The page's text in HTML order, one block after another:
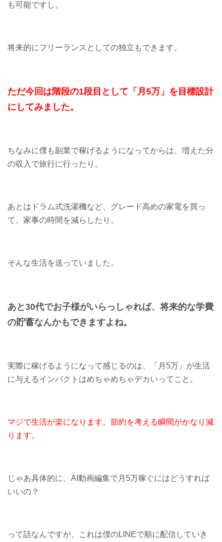
も可能ですし。
将来的にフリーランスとしての独立もできます。
ただ今回は階段の1段目として「月5万」を目標設計
にしてみました。
ちなみに僕も副業で稼げるようになってからは、増えた分
の収入で旅行に行ったり。
あとはドラム式洗濯機など、グレード高めの家電を買っ
て、家事の時間を減らしたり。
そんな生活を送っていました。
あと30代でお子様がいらっしゃれば、将来的な学費
の貯蓄なんかもできますよね。
実際に稼げるようになって感じるのは、「月5万」が生活
に与えるインパクトはめちゃめちゃデカいってこと。
マジで生活が楽になります。節約を考える瞬間がかなり減
ります。
じゃあ具体的に、AI動画編集で月5万稼ぐにはどうすれば
いいの？
って話なんですが、これは僕のLINEで順に配信していき